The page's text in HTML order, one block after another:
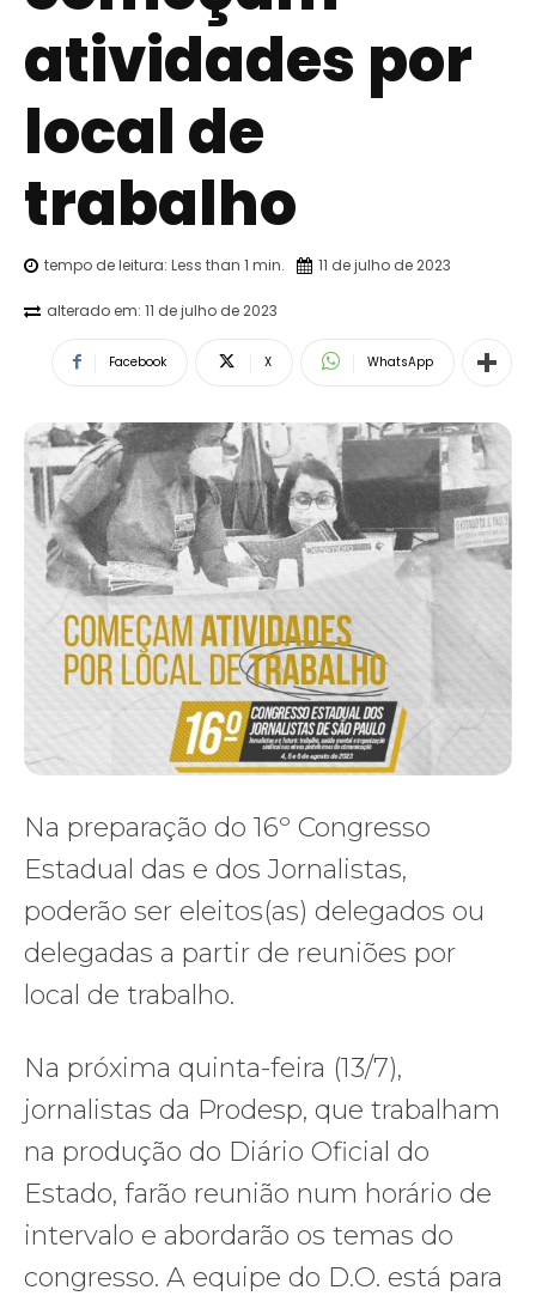
atividades por
local de
trabalho
tempo de leitura: Less than 1 min. 11 de julho de 2023
alterado em: 11 de julho de 2023
Facebook X WhatsApp
Na preparação do 16º Congresso
Estadual das e dos Jornalistas,
poderão ser eleitos(as) delegados ou
delegadas a partir de reuniões por
local de trabalho.
Na próxima quinta-feira (13/7),
jornalistas da Prodesp, que trabalham
na produção do Diário Oficial do
Estado, farão reunião num horário de
intervalo e abordarão os temas do
congresso. A equipe do D.O. está para